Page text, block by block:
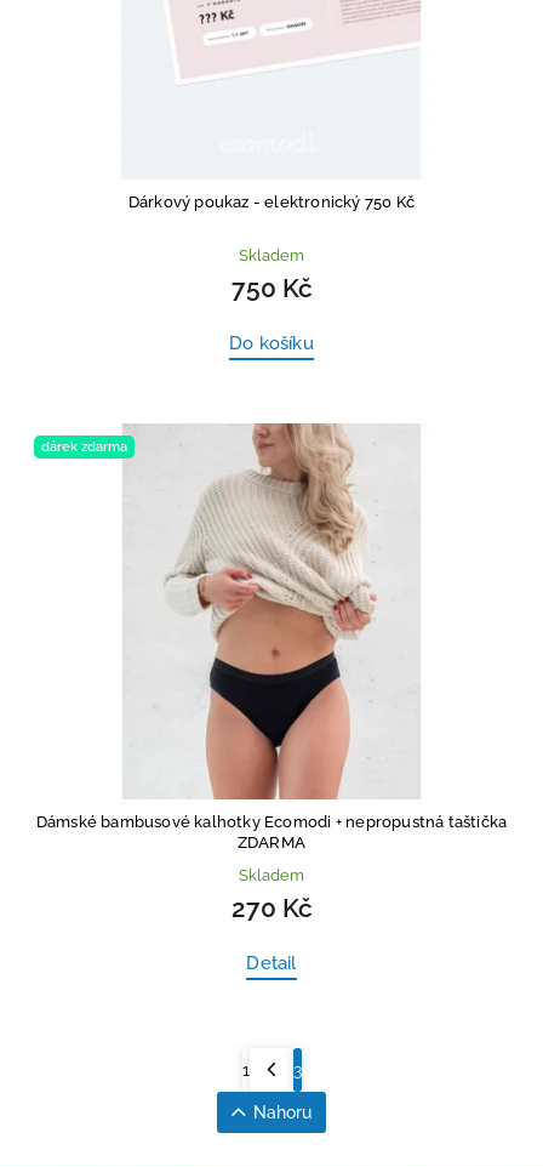
Dárkový poukaz - elektronický 750 Kč
Skladem
750 Kč
Do košíku
dárek zdarma
Dámské bambusové kalhotky Ecomodi + nepropustná taštička
ZDARMA
Skladem
270 Kč
Detail
1 3
Nahoru